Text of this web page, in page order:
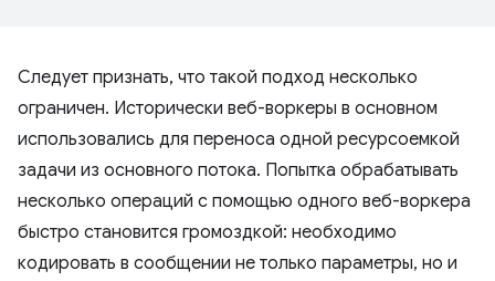
Следует признать, что такой подход несколько
ограничен. Исторически веб-воркеры в основном
использовались для переноса одной ресурсоемкой
задачи из основного потока. Попытка обрабатывать
несколько операций с помощью одного веб-воркера
быстро становится громоздкой: необходимо
кодировать в сообщении не только параметры, но и